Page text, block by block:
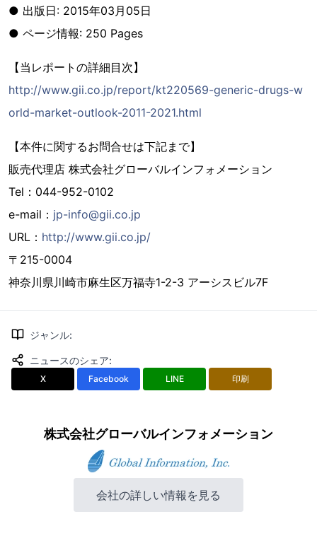
● 出版日: 2015年03月05日
● ページ情報: 250 Pages
【当レポートの詳細目次】
http://www.gii.co.jp/report/kt220569-generic-drugs-w
orld-market-outlook-2011-2021.html
【本件に関するお問合せは下記まで】
販売代理店 株式会社グローバルインフォメーション
Tel：044-952-0102
e-mail： jp-info@gii.co.jp
URL： http://www.gii.co.jp/
〒215-0004
神奈川県川崎市麻生区万福寺1-2-3 アーシスビル7F
ジャンル:
ニュースのシェア:
X Facebook LINE 印刷
株式会社グローバルインフォメーション
会社の詳しい情報を見る